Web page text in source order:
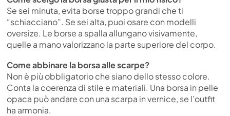
Se sei minuta, evita borse troppo grandi che ti
“schiacciano”. Se sei alta, puoi osare con modelli
oversize. Le borse a spalla allungano visivamente,
quelle a mano valorizzano la parte superiore del corpo.
Come abbinare la borsa alle scarpe?
Non è più obbligatorio che siano dello stesso colore.
Conta la coerenza di stile e materiali. Una borsa in pelle
opaca può andare con una scarpa in vernice, se l’outfit
ha armonia.